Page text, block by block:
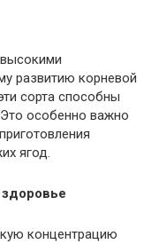
развитию корневой
сорта способны
особенно важно
ягод.
концентрацию